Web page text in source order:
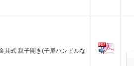
具式 親子開き(子扉ハンドルな